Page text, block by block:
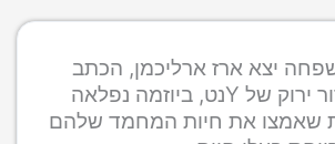
יצא ארז ארליכמן, הכתב
הנפלא של מדור ירוק של Yנט, ביוזמה נפלאה
שאמצו את חיות המחמד שלהם